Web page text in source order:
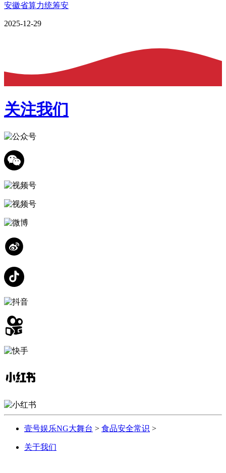
安徽省算力统筹安
2025-12-29
关注我们
壹号娱乐NG大舞台 > 食品安全常识 >
关于我们